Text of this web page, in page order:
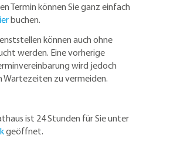
Termin können Sie ganz einfach
buchen.
können auch ohne
werden. Eine vorherige
wird jedoch
Wartezeiten zu vermeiden.
ist 24 Stunden für Sie unter
geöffnet.